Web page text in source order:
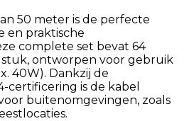
50 meter is de perfecte
en praktische
complete set bevat 64
ontworpen voor gebruik
40W). Dankzij de
certificering is de kabel
buitenomgevingen, zoals